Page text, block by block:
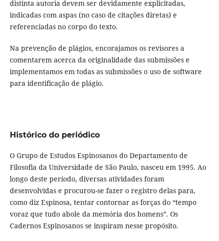
distinta autoria devem ser devidamente explicitadas,
indicadas com aspas (no caso de citações diretas) e
referenciadas no corpo do texto.
Na prevenção de plágios, encorajamos os revisores a
comentarem acerca da originalidade das submissões e
implementamos em todas as submissões o uso de software
para identificação de plágio.
Histórico do periódico
O Grupo de Estudos Espinosanos do Departamento de
Filosofia da Universidade de São Paulo, nasceu em 1995. Ao
longo deste período, diversas atividades foram
desenvolvidas e procurou-se fazer o registro delas para,
como diz Espinosa, tentar contornar as forças do “tempo
voraz que tudo abole da memória dos homens”. Os
Cadernos Espinosanos se inspiram nesse propósito.